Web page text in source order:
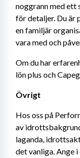
noggrann med
för detaljer. Du är
en familjär
vara med och
Om du har
lön plus och
Övrigt
Hos oss på
av
laganda,
det vanliga. Ange